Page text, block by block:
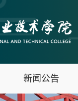
新闻公告